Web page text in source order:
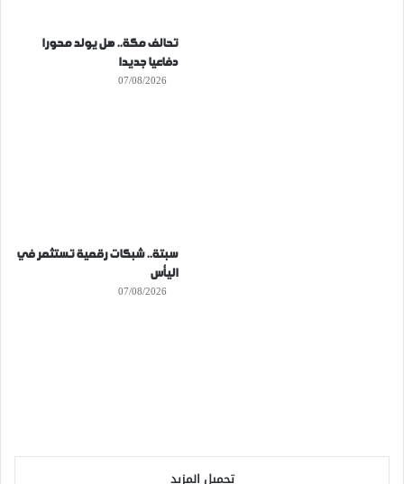
تحالف مكة.. هل يولد محورا
دفاعيا جديدا
07/08/2026
سبتة.. شبكات رقمية تستثمر في
اليأس
07/08/2026
تحميل المزيد